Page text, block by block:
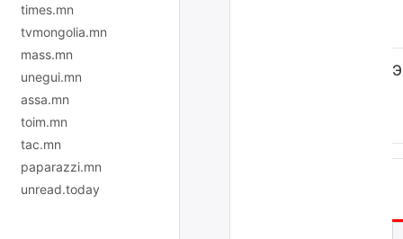
times.mn
tvmongolia.mn
mass.mn
unegui.mn
assa.mn
toim.mn
tac.mn
paparazzi.mn
unread.today